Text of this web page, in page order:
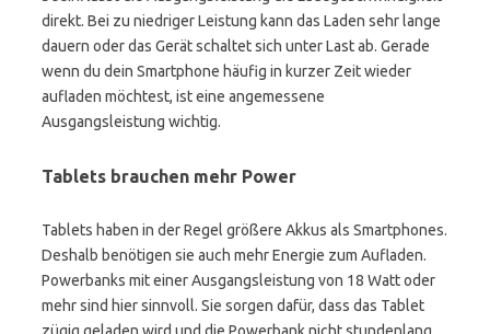
direkt. Bei zu niedriger Leistung kann das Laden sehr lange
dauern oder das Gerät schaltet sich unter Last ab. Gerade
wenn du dein Smartphone häufig in kurzer Zeit wieder
aufladen möchtest, ist eine angemessene
Ausgangsleistung wichtig.
Tablets brauchen mehr Power
Tablets haben in der Regel größere Akkus als Smartphones.
Deshalb benötigen sie auch mehr Energie zum Aufladen.
Powerbanks mit einer Ausgangsleistung von 18 Watt oder
mehr sind hier sinnvoll. Sie sorgen dafür, dass das Tablet